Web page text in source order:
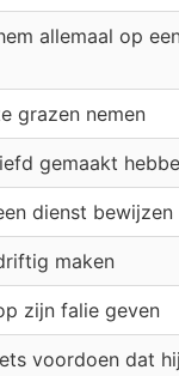
allemaal op
grazen nemen
gemaakt
dienst bewijzen
maken
zijn falie geven
voordoen dat